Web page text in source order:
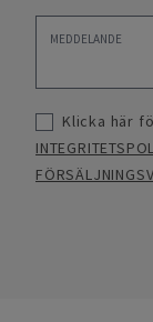
Klicka här